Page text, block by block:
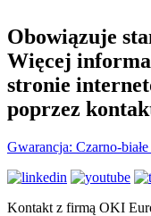
Obowiązuje
Więcej
stronie
poprzez
Gwarancja: Czarno-
Kontakt z firmą OKI